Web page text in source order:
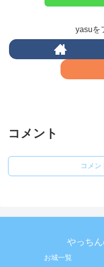
yasuを
コメント
コメン
やっち
お城一覧